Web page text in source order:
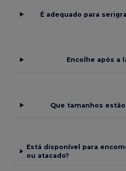
É adequado para
Encolhe após a
Que tamanhos
Está disponível para
ou atacado?